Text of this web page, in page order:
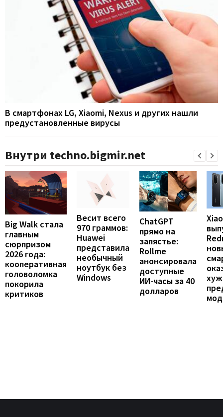
В смартфонах LG, Xiaomi, Nexus и других нашли
предустановленные вирусы
Внутри techno.bigmir.net
Big Walk стала
главным
сюрпризом
2026 года:
кооперативная
головоломка
покорила
критиков
Весит всего
970 граммов:
Huawei
представила
необычный
ноутбук без
Windows
ChatGPT
прямо на
запястье:
Rollme
анонсировала
доступные
ИИ-часы за 40
долларов